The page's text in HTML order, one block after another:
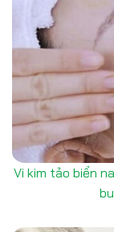
Vi kim tảo biển